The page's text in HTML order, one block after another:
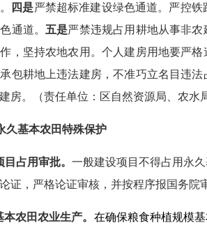
四是严禁超标准建设绿色通道。严控
通道。 五是严禁违规占用耕地从事非
，坚持农地农用。个人建房用地要严格
包耕地上违法建房，不准巧立名目违
房。（责任单位：区自然资源局、农水
久基本农田特殊保护
目占用审批。一般建设项目不得占用永
证，严格论证审核，并按程序报国务院
农田农业生产。 在确保粮食种植规模